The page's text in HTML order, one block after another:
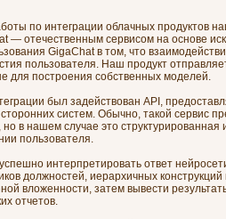
по интеграции облачных продуктов
— отечественным сервисом на основе
GigaChat в том, что
пользователя. Наш продукт
для построения собственных моделей.
был задействован API,
систем. Обычно, такой сервис
в нашем случае это
пользователя.
интерпретировать ответ
должностей, иерархичных
вложенности, затем вывести
отчетов.